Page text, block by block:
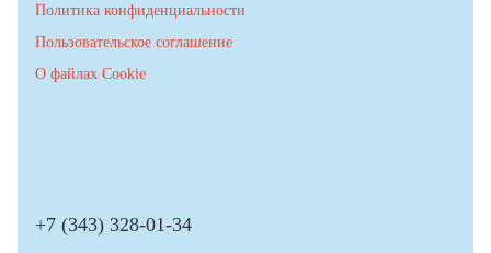
Политика конфиденциальности
Пользовательское соглашение
О файлах Cookie
+7 (343) 328-01-34